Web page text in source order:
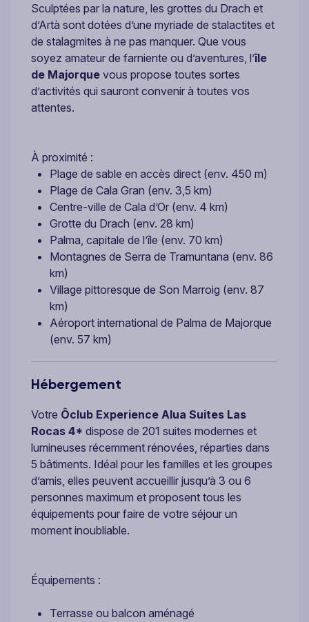
Sculptées par la nature, les grottes du Drach et
d’Artà sont dotées d’une myriade de stalactites et
de stalagmites à ne pas manquer. Que vous
soyez amateur de farniente ou d’aventures, l’île
de Majorque vous propose toutes sortes
d’activités qui sauront convenir à toutes vos
attentes.
À proximité :
Plage de sable en accès direct (env. 450 m)
Plage de Cala Gran (env. 3,5 km)
Centre-ville de Cala d’Or (env. 4 km)
Grotte du Drach (env. 28 km)
Palma, capitale de l’île (env. 70 km)
Montagnes de Serra de Tramuntana (env. 86
km)
Village pittoresque de Son Marroig (env. 87
km)
Aéroport international de Palma de Majorque
(env. 57 km)
Hébergement
Votre Ôclub Experience Alua Suites Las
Rocas 4* dispose de 201 suites modernes et
lumineuses récemment rénovées, réparties dans
5 bâtiments. Idéal pour les familles et les groupes
d’amis, elles peuvent accueillir jusqu’à 3 ou 6
personnes maximum et proposent tous les
équipements pour faire de votre séjour un
moment inoubliable.
Équipements :
Terrasse ou balcon aménagé